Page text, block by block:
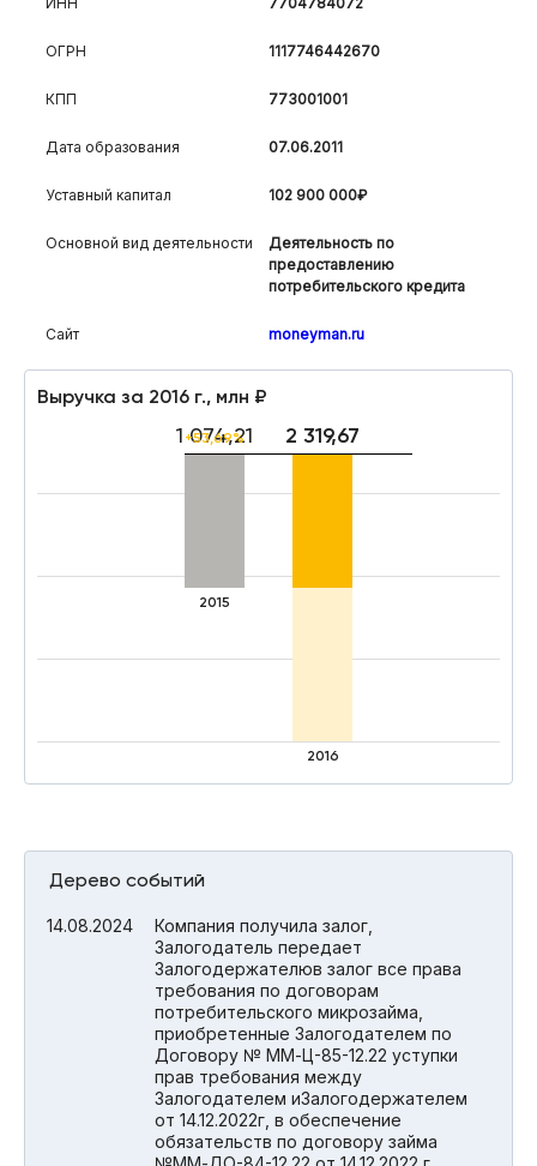
ОГРН 1117746442670
КПП 773001001
Дата образования 07.06.2011
Уставный капитал 102 900 000₽
Основной вид деятельности
Деятельность по
предоставлению
потребительского кредита
Сайт moneyman.ru
Выручка за 2016 г., млн ₽
1 074,21
2015
2 319,67
+53,69%
2016
Дерево событий
14.08.2024
Компания получила залог,
Залогодатель передает
Залогодержателюв залог все права
требования по договорам
потребительского микрозайма,
приобретенные Залогодателем по
Договору № ММ-Ц-85-12.22 уступки
прав требования между
Залогодателем иЗалогодержателем
от 14.12.2022г, в обеспечение
обязательств по договору займа